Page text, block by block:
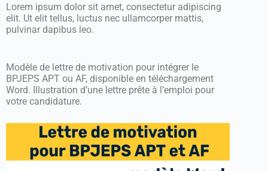
Lorem ipsum dolor sit amet, consectetur adipiscing
elit. Ut elit tellus, luctus nec ullamcorper mattis,
pulvinar dapibus leo.
Modèle de lettre de motivation pour intégrer le
BPJEPS APT ou AF, disponible en téléchargement
Word. Illustration d’une lettre prête à l’emploi pour
votre candidature.